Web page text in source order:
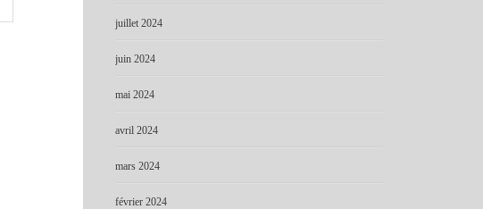
juillet 2024
juin 2024
mai 2024
avril 2024
mars 2024
février 2024